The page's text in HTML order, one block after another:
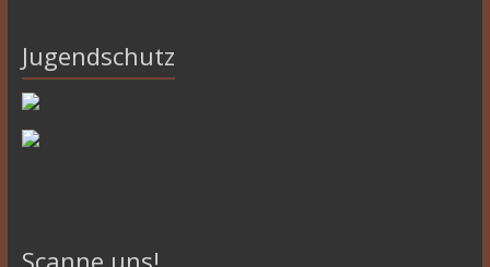
Jugendschutz
Scanne uns!